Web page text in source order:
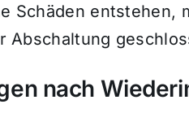
Schäden entstehen,
Abschaltung
nach